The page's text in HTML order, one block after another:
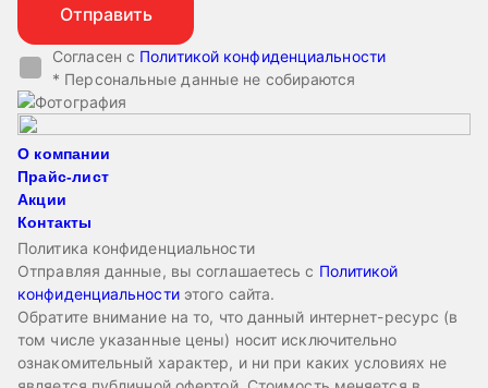
Согласен с Политикой конфиденциальности
* Персональные данные не собираются
О компании
Прайс-лист
Акции
Контакты
Политика конфиденциальности
Отправляя данные, вы соглашаетесь с Политикой
конфиденциальностиэтого сайта.
Обратите внимание на то, что данный интернет-ресурс (в
том числе указанные цены) носит исключительно
ознакомительный характер, и ни при каких условиях не